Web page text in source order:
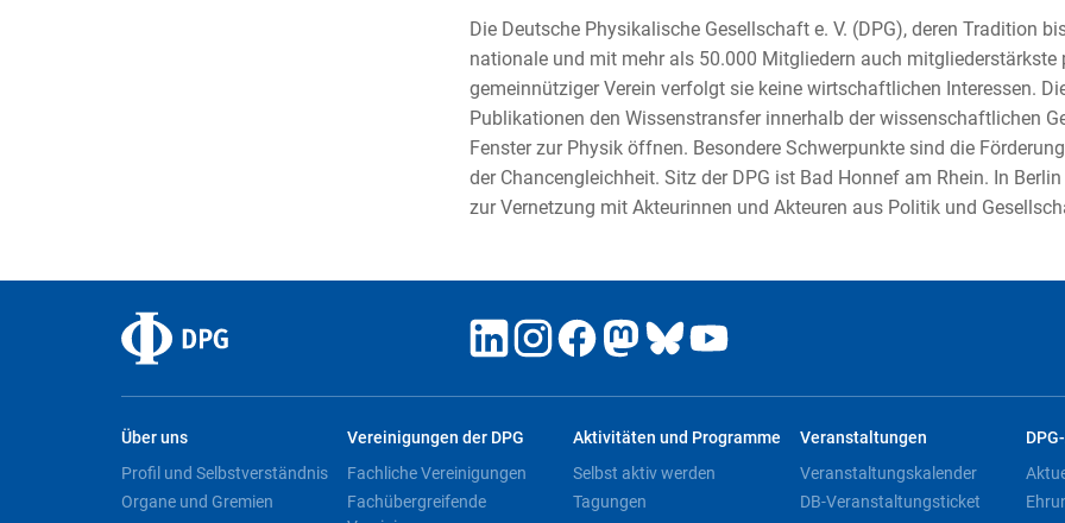
Die Deutsche Physikalische Gesellschaft e. V. (DPG), deren Tradition
nationale und mit mehr als 50.000 Mitgliedern auch
gemeinnütziger Verein verfolgt sie keine wirtschaftlichen Interessen.
Publikationen den Wissenstransfer innerhalb der wissenschaftlichen
Fenster zur Physik öffnen. Besondere Schwerpunkte sind die
der Chancengleichheit. Sitz der DPG ist Bad Honnef am Rhein. In
zur Vernetzung mit Akteurinnen und Akteuren aus Politik und
Über uns
Profil und Selbstverständnis
Organe und Gremien
Vereinigungen der DPG
Fachliche Vereinigungen
Fachübergreifende
Aktivitäten und Programme
Selbst aktiv werden
Tagungen
Veranstaltungen
Veranstaltungskalender
DB-Veranstaltungsticket